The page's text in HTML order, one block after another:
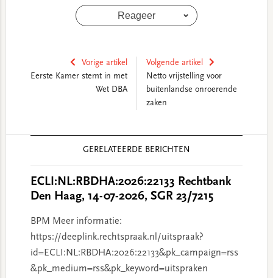
Reageer
Vorige artikel
Eerste Kamer stemt in met
Wet DBA
Volgende artikel
Netto vrijstelling voor
buitenlandse onroerende
zaken
GERELATEERDE BERICHTEN
ECLI:NL:RBDHA:2026:22133 Rechtbank
Den Haag, 14-07-2026, SGR 23/7215
BPM Meer informatie:
https://deeplink.rechtspraak.nl/uitspraak?
id=ECLI:NL:RBDHA:2026:22133&pk_campaign=rss
&pk_medium=rss&pk_keyword=uitspraken